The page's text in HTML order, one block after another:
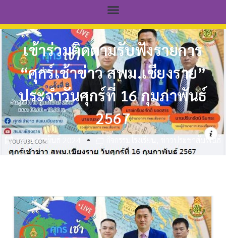
เข้าร่วมติดตามรับฟังรายการ
“ศุกร์เช้าข่าว สพม.เชียงราย”
ประจำวันศุกร์ที่ 16 กุมภาพันธ์
2567
16 กุมภาพันธ์ 2024 ข่าวประชาสัมพันธ์